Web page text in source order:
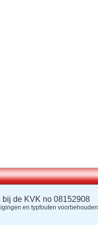
bij de KVK no 08152908
en typfouten voorbehouden